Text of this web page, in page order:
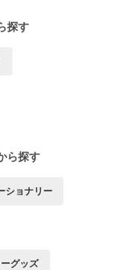
探す
ら探す
ショナリー
グッズ